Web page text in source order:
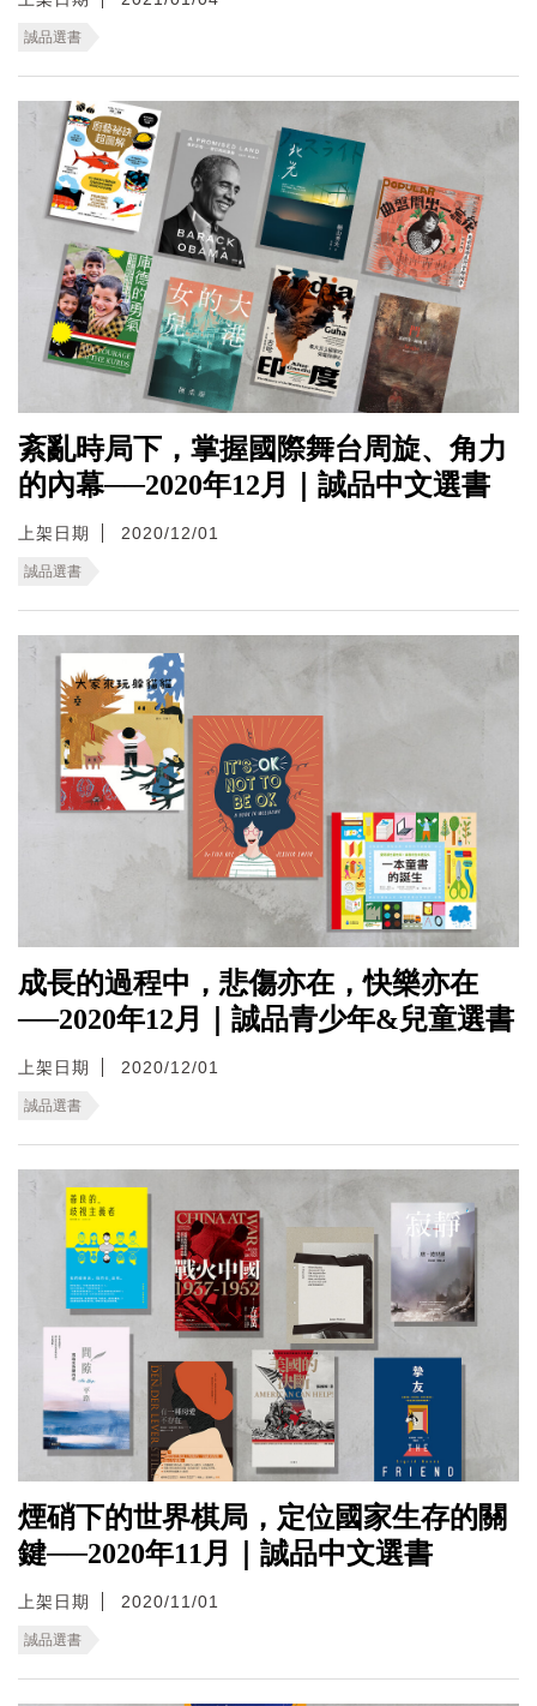
誠品選書
紊亂時局下，掌握國際舞台周旋、角力
的內幕──2020年12月｜誠品中文選書
上架日期 2020/12/01
誠品選書
成長的過程中，悲傷亦在，快樂亦在
──2020年12月｜誠品青少年&兒童選書
上架日期 2020/12/01
誠品選書
煙硝下的世界棋局，定位國家生存的關
鍵──2020年11月｜誠品中文選書
上架日期 2020/11/01
誠品選書